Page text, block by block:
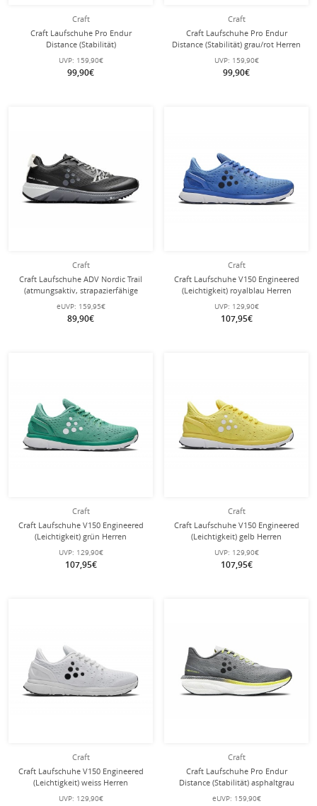
Craft
Craft Laufschuhe Pro Endur
Distance (Stabilität)
weiss/aquamarineblau Herren
UVP: 159,90€
99,90€
Craft
Craft Laufschuhe Pro Endur
Distance (Stabilität) grau/rot Herren
UVP: 159,90€
99,90€
Craft
Craft Laufschuhe ADV Nordic Trail
(atmungsaktiv, strapazierfähige
Sohle) schwarz/grau Herren
eUVP: 159,95€
89,90€
Craft
Craft Laufschuhe V150 Engineered
(Leichtigkeit) royalblau Herren
UVP: 129,90€
107,95€
Craft
Craft Laufschuhe V150 Engineered
(Leichtigkeit) grün Herren
UVP: 129,90€
107,95€
Craft
Craft Laufschuhe V150 Engineered
(Leichtigkeit) gelb Herren
UVP: 129,90€
107,95€
Craft
Craft Laufschuhe V150 Engineered
(Leichtigkeit) weiss Herren
UVP: 129,90€
Craft
Craft Laufschuhe Pro Endur
Distance (Stabilität) asphaltgrau
Herren
eUVP: 159,90€